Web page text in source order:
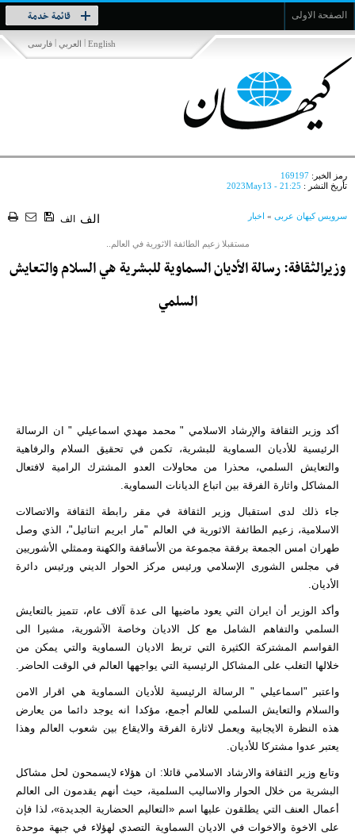
الصفحة الاولى قائمة خدمة
Toggle
navigation
فارسی | العربي | English
رمز الخبر: 169197
تأريخ النشر : 2023May13 - 21:25
سرویس کیهان عربی » اخبار الف الف
مستقبلا زعيم الطائفة الاثورية في العالم..
وزيرالثقافة: ​​رسالة الأديان السماوية للبشرية هي السلام والتعايش
السلمي
أكد وزير الثقافة والإرشاد الاسلامي " محمد مهدي اسماعيلي " ان الرسالة
الرئيسية للأديان السماوية للبشرية، تكمن في ​​تحقيق السلام والرفاهية
والتعايش السلمي، محذرا من محاولات العدو المشترك الرامية لافتعال
المشاكل واثارة الفرقة بين اتباع الديانات السماوية.
جاء ذلك لدى استقبال وزير الثقافة في مقر رابطة الثقافة والاتصالات
الاسلامية، زعيم الطائفة الاثورية في العالم "مار ابریم اتنائیل"، الذي وصل
طهران امس الجمعة برفقة مجموعة من الأساقفة والكهنة وممثلي الأشوريين
في مجلس الشوری الإسلامي ورئيس مركز الحوار الديني ورئيس دائرة
الأديان.
وأكد الوزير أن ايران التي يعود ماضيها الى عدة آلاف عام، تتميز بالتعايش
السلمي والتفاهم الشامل مع كل الاديان وخاصة الآشورية، مشيرا الى
القواسم المشتركة الكثيرة التي تربط الاديان السماوية والتي يمكن من
خلالها التغلب على المشاكل الرئيسية التي يواجهها العالم في الوقت الحاضر.
واعتبر "اسماعيلي " الرسالة الرئيسية للأديان السماوية هي اقرار الامن
والسلام والتعايش السلمي للعالم أجمع، مؤكدا انه يوجد دائما من يعارض
هذه النظرة الايجابية ويعمل لاثارة الفرقة والايقاع بين شعوب العالم وهذا
يعتبر عدوا مشتركا للأديان.
وتابع وزير الثقافة والارشاد الاسلامي قائلا: ان هؤلاء لايسمحون لحل مشاكل
البشرية من خلال الحوار والاساليب السلمية، حيث أنهم يقدمون الى العالم
أعمال العنف التي يطلقون عليها اسم «التعاليم الحضارية الجديدة»، لذا فإن
على الاخوة والاخوات في الاديان السماوية التصدي لهؤلاء في جبهة موحدة